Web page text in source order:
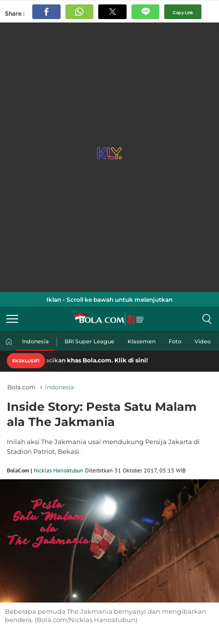
Share : Copy Link
Iklan - Scroll ke bawah untuk melanjutkan
Indonesia BRI Super League Klasemen Foto Video
EKSKLUSIF!
khas Bola.com. Klik di sini!
Bola.com Indonesia
Inside Story: Pesta Satu Malam
ala The Jakmania
Inilah aksi The Jakmania usai mendukung Persija Jakarta di
Stadion Patriot, Bekasi.
BolaCom | Nicklas Hanoatubun Diterbitkan 31 Oktober 2017, 05:15 WIB
Beberapa pemuda The Jakmania bernyanyi dan mengibarkan
bendera. (Bola.com/Nicklas Hanoatubun)